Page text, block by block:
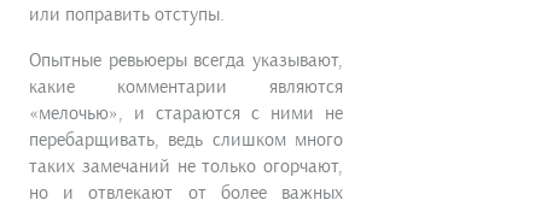
или поправить отступы.
Опытные ревьюеры всегда указывают,
какие комментарии являются
«мелочью», и стараются с ними не
перебарщивать, ведь слишком много
таких замечаний не только огорчают,
но и отвлекают от более важных